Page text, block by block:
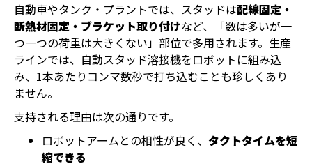
自動車やタンク・プラントでは、スタッドは配線固定・
断熱材固定・ブラケット取り付けなど、「数は多いが一
つ一つの荷重は大きくない」部位で多用されます。生産
ラインでは、自動スタッド溶接機をロボットに組み込
み、1本あたりコンマ数秒で打ち込むことも珍しくあり
ません。
支持される理由は次の通りです。
ロボットアームとの相性が良く、 タクトタイムを短
縮できる